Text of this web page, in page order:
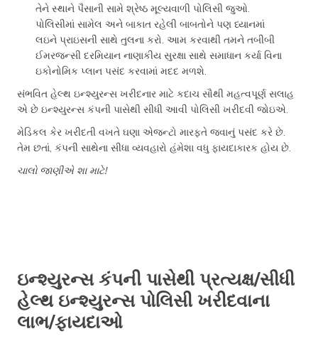
તેને સ્થાને પૈસાની સામે શ્રેષ્ઠ મૂલ્યવાળી પોલિસી જુઓ.
પોલિસીમાં સામેલ અને બાકાત રહેલી બાબતોને પણ ધ્યાનમાં
લઇને પ્રાઇસની સાથે તુલના કરો. આમ કરવાથી તમને તબીબી
ઈમરજન્સી દરમિયાન નાણાકીય સુરક્ષા સાથે સમાધાન કર્યા વિના
ઇકોનોમિક પ્લાન પસંદ કરવામાં મદદ મળશે.
સંભવિત હેલ્થ ઇન્શ્યુરન્સ ખરીદનાર માટે કદાચ સૌથી મહત્વપૂર્ણ સલાહ
એ છે ઇન્શ્યુરન્સ કંપની પાસેથી સીધી આવી પોલિસી ખરીદવી જોઇએ.
મેડિકલ કેર ખરીદતી વખતે ઘણા એજન્ટો મારફતે જવાનું પસંદ કરે છે.
તેમ છતાં, કંપની સાથેના સીધા વ્યવહારો હંમેશા વધુ ફાયદાકારક હોય છે.
ચાલો જાણીએ શા માટે!
ઇન્શ્યુરન્સ કંપની પાસેથી પ્રત્યક્ષ/સીધી
હેલ્થ ઇન્શ્યુરન્સ પોલિસી ખરીદવાના
લાભ/ફાયદાઓ